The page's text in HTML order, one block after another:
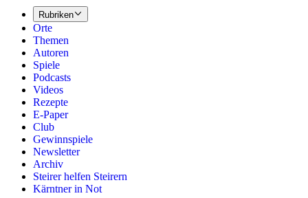
Rubriken
Orte
Themen
Autoren
Spiele
Podcasts
Videos
Rezepte
E-Paper
Club
Gewinnspiele
Newsletter
Archiv
Steirer helfen Steirern
Kärntner in Not